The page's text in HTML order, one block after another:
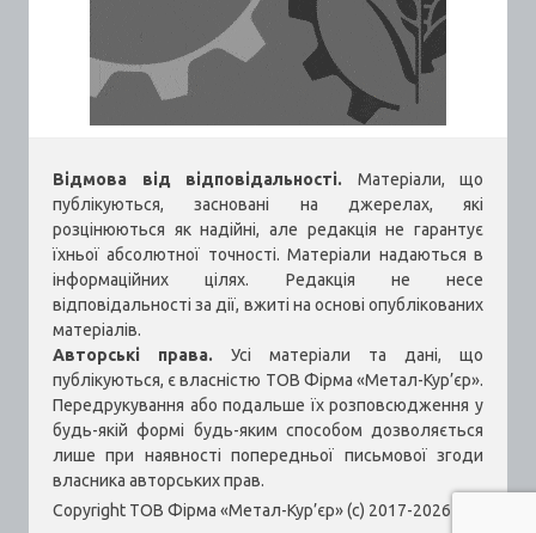
Відмова від відповідальності. Матеріали, що
публікуються, засновані на джерелах, які
розцінюються як надійні, але редакція не гарантує
їхньої абсолютної точності. Матеріали надаються в
інформаційних цілях. Редакція не несе
відповідальності за дії, вжиті на основі опублікованих
матеріалів.
Авторські права. Усі матеріали та дані, що
публікуються, є власністю ТОВ Фірма «Метал-Кур’єр».
Передрукування або подальше їх розповсюдження у
будь-якій формі будь-яким способом дозволяється
лише при наявності попередньої письмової згоди
власника авторських прав.
Copyright ТОВ Фірма «Метал-Кур’єр» (c) 2017-2026